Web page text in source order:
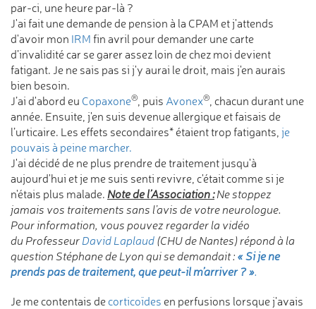
par-ci, une heure par-là ?
J'ai fait une demande de pension à la CPAM et j'attends
d'avoir mon IRM fin avril pour demander une carte
d’invalidité car se garer assez loin de chez moi devient
fatigant. Je ne sais pas si j'y aurai le droit, mais j'en aurais
bien besoin.
J’ai d'abord eu Copaxone®, puis Avonex®, chacun durant une
année. Ensuite, j'en suis devenue allergique et faisais de
l’urticaire. Les effets secondaires* étaient trop fatigants, je
pouvais à peine marcher.
J'ai décidé de ne plus prendre de traitement jusqu'à
aujourd'hui et je me suis senti revivre, c'était comme si je
n'étais plus malade. Note de l’Association :Ne stoppez
jamais vos traitements sans l’avis de votre neurologue.
Pour information, vous pouvez regarder la vidéo
duProfesseurDavid Laplaud (CHU de Nantes) répond à la
question Stéphanede Lyon qui se demandait : « Si je ne
prends pas de traitement, que peut-il m’arriver ? ».
Je me contentais decorticoïdes en perfusions lorsque j'avais